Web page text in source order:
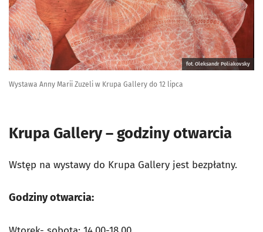
fot. Oleksandr Poliakovsky
Wystawa Anny Marii Zuzeli w Krupa Gallery do 12 lipca
Krupa Gallery – godziny otwarcia
Wstęp na wystawy do Krupa Gallery jest bezpłatny.
Godziny otwarcia: